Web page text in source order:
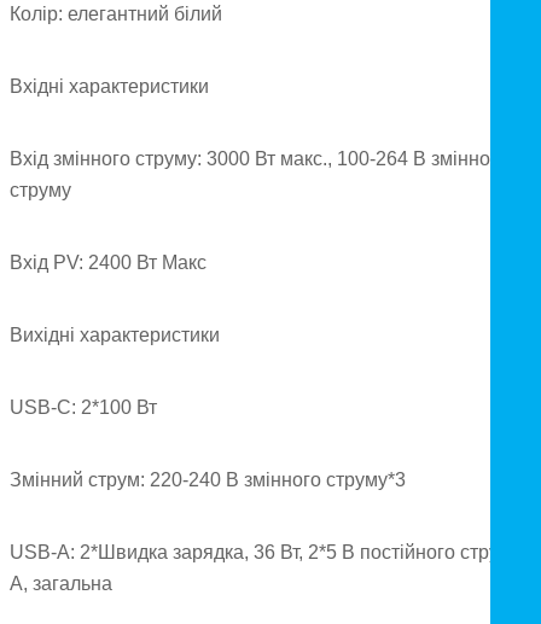
Колір: елегантний білий
Вхідні характеристики
Вхід змінного струму: 3000 Вт макс., 100-264 В змінного
струму
Вхід PV: 2400 Вт Макс
Вихідні характеристики
USB-C: 2*100 Вт
Змінний струм: 220-240 В змінного струму*3
USB-A: 2*Швидка зарядка, 36 Вт, 2*5 В постійного струму, 3
А, загальна